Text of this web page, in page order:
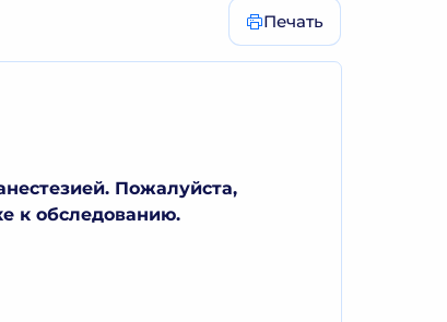
Печать
Пожалуйста,
к обследованию.